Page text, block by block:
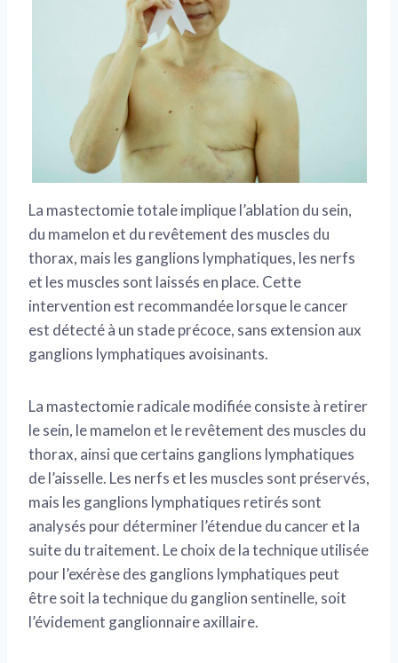
La mastectomie totale implique l’ablation du sein,
du mamelon et du revêtement des muscles du
thorax, mais les ganglions lymphatiques, les nerfs
et les muscles sont laissés en place. Cette
intervention est recommandée lorsque le cancer
est détecté à un stade précoce, sans extension aux
ganglions lymphatiques avoisinants.
La mastectomie radicale modifiée consiste à retirer
le sein, le mamelon et le revêtement des muscles du
thorax, ainsi que certains ganglions lymphatiques
de l’aisselle. Les nerfs et les muscles sont préservés,
mais les ganglions lymphatiques retirés sont
analysés pour déterminer l’étendue du cancer et la
suite du traitement. Le choix de la technique utilisée
pour l’exérèse des ganglions lymphatiques peut
être soit la technique du ganglion sentinelle, soit
l’évidement ganglionnaire axillaire.